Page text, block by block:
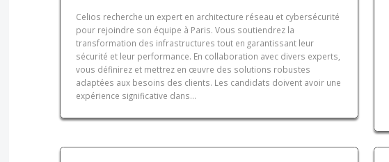
Celios recherche un expert en architecture réseau et cybersécurité
pour rejoindre son équipe à Paris. Vous soutiendrez la
transformation des infrastructures tout en garantissant leur
sécurité et leur performance. En collaboration avec divers experts,
vous définirez et mettrez en œuvre des solutions robustes
adaptées aux besoins des clients. Les candidats doivent avoir une
expérience significative dans...